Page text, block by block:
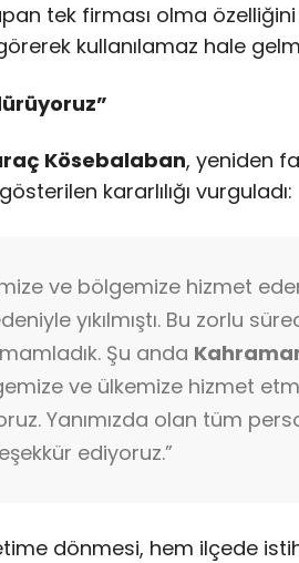
tek firması olma özelliğini
kullanılamaz hale
Kösebalaban, yeniden
kararlılığı vurguladı:
ve bölgemize hizmet
yıkılmıştı. Bu zorlu
Şu anda
ve ülkemize hizmet
Yanımızda olan tüm
ediyoruz.”
dönmesi, hem ilçede